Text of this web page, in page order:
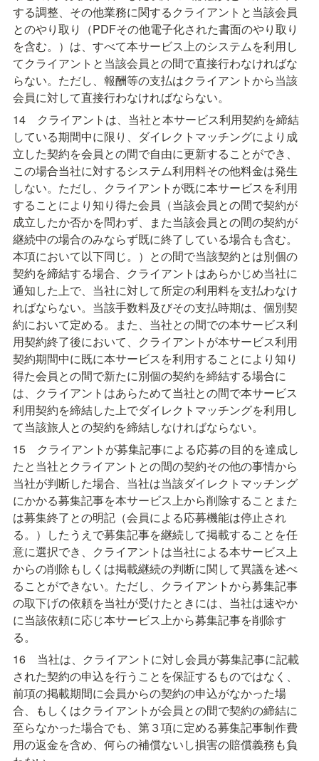
する調整、その他業務に関するクライアントと当該会員
とのやり取り（PDFその他電子化された書面のやり取り
を含む。）は、すべて本サービス上のシステムを利用し
てクライアントと当該会員との間で直接行わなければな
らない。ただし、報酬等の支払はクライアントから当該
会員に対して直接行わなければならない。
14　クライアントは、当社と本サービス利用契約を締結
している期間中に限り、ダイレクトマッチングにより成
立した契約を会員との間で自由に更新することができ、
この場合当社に対するシステム利用料その他料金は発生
しない。ただし、クライアントが既に本サービスを利用
することにより知り得た会員（当該会員との間で契約が
成立したか否かを問わず、また当該会員との間の契約が
継続中の場合のみならず既に終了している場合も含む。
本項において以下同じ。）との間で当該契約とは別個の
契約を締結する場合、クライアントはあらかじめ当社に
通知した上で、当社に対して所定の利用料を支払わなけ
ればならない。当該手数料及びその支払時期は、個別契
約において定める。また、当社との間での本サービス利
用契約終了後において、クライアントが本サービス利用
契約期間中に既に本サービスを利用することにより知り
得た会員との間で新たに別個の契約を締結する場合に
は、クライアントはあらためて当社との間で本サービス
利用契約を締結した上でダイレクトマッチングを利用し
て当該旅人との契約を締結しなければならない。
15　クライアントが募集記事による応募の目的を達成し
たと当社とクライアントとの間の契約その他の事情から
当社が判断した場合、当社は当該ダイレクトマッチング
にかかる募集記事を本サービス上から削除することまた
は募集終了との明記（会員による応募機能は停止され
る。）したうえで募集記事を継続して掲載することを任
意に選択でき、クライアントは当社による本サービス上
からの削除もしくは掲載継続の判断に関して異議を述べ
ることができない。ただし、クライアントから募集記事
の取下げの依頼を当社が受けたときには、当社は速やか
に当該依頼に応じ本サービス上から募集記事を削除す
る。
16　当社は、クライアントに対し会員が募集記事に記載
された契約の申込を行うことを保証するものではなく、
前項の掲載期間に会員からの契約の申込がなかった場
合、もしくはクライアントが会員との間で契約の締結に
至らなかった場合でも、第３項に定める募集記事制作費
用の返金を含め、何らの補償ないし損害の賠償義務も負